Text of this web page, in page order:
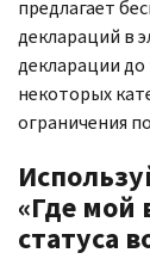
предлагает
деклараций в
декларации
некоторых
ограничения
«Где мой
статуса